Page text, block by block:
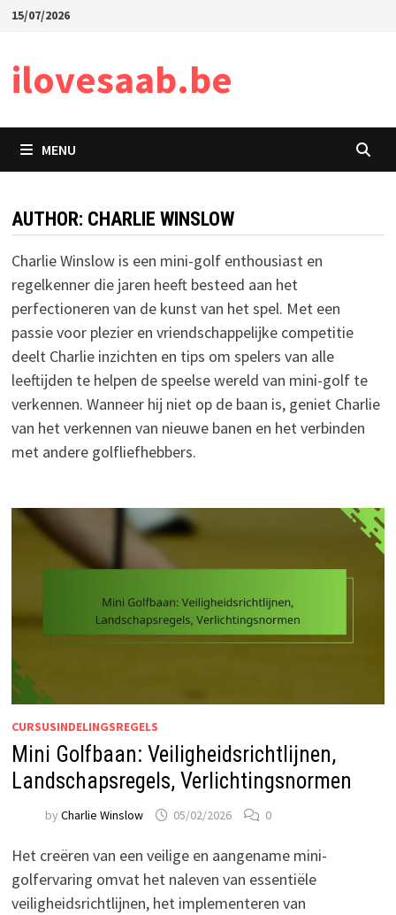
Skip15/07/2026
ilovesaab.be
MENU
AUTHOR: CHARLIE WINSLOW
Charlie Winslow is een mini-golf enthousiast en
regelkenner die jaren heeft besteed aan het
perfectioneren van de kunst van het spel. Met een
passie voor plezier en vriendschappelijke competitie
deelt Charlie inzichten en tips om spelers van alle
leeftijden te helpen de speelse wereld van mini-golf te
verkennen. Wanneer hij niet op de baan is, geniet Charlie
van het verkennen van nieuwe banen en het verbinden
met andere golfliefhebbers.
CURSUSINDELINGSREGELS
Mini Golfbaan: Veiligheidsrichtlijnen,
Landschapsregels, Verlichtingsnormen
by Charlie Winslow 05/02/2026 0
Het creëren van een veilige en aangename mini-
golfervaring omvat het naleven van essentiële
veiligheidsrichtlijnen, het implementeren van